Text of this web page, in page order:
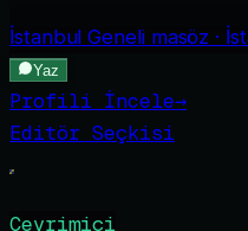
İstanbul Genelimasöz ·
Yaz
Profili İncele→
Editör Seçkisi
Çevrimiçi